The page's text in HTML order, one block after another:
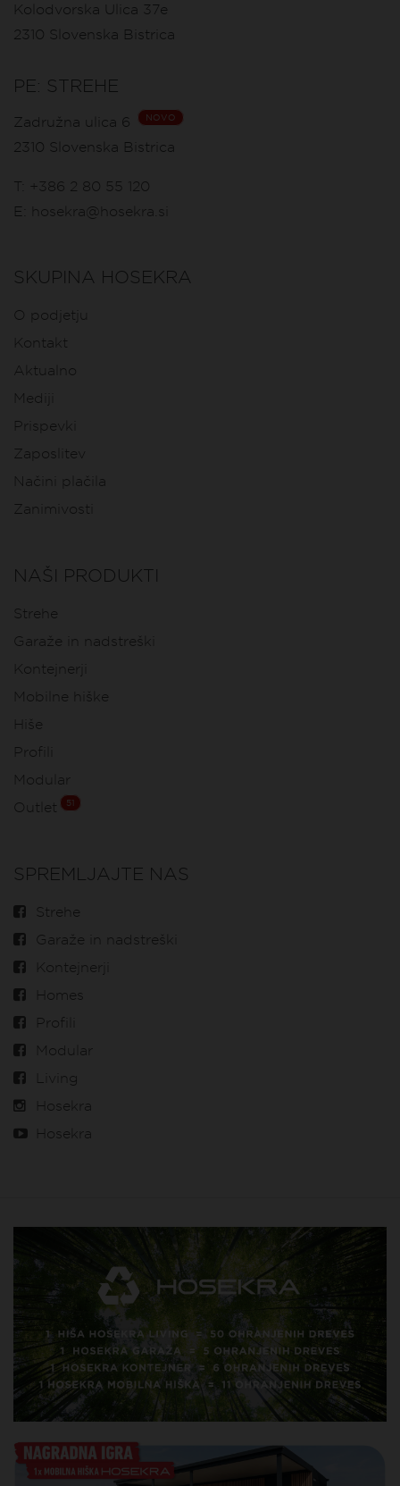
Kolodvorska Ulica 37e
2310 Slovenska Bistrica
PE: STREHE
Zadružna ulica 6 NOVO
2310 Slovenska Bistrica
T:
+386 2 80 55 120
E:
hosekra@hosekra.si
SKUPINA HOSEKRA
O podjetju
Kontakt
Aktualno
Mediji
Prispevki
Zaposlitev
Načini plačila
Zanimivosti
NAŠI PRODUKTI
Strehe
Garaže in nadstreški
Kontejnerji
Mobilne hiške
Hiše
Profili
Modular
Outlet
51
SPREMLJAJTE NAS
Strehe
Garaže in nadstreški
Kontejnerji
Homes
Profili
Modular
Living
Hosekra
Hosekra